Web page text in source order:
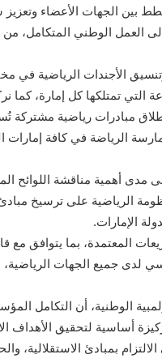
بين الجهات الأعضاء وتعزيز
العمل الوطني المتكامل، من
الأجندات الرياضية في
التي تمتلكها كل إمارة، كما
مبادرات رياضية مشتركة
الرياضة في كافة إمارات
مدى أهمية مناقشة اللوائح
الرياضية على ترسيخ
الإمارات.
المعتمدة، بما يتوافق مع
لدى جميع الجهات
الوطنية، أن التكامل
أساسية لتحقيق الأهداف
بمبادئ الاستقلالية،